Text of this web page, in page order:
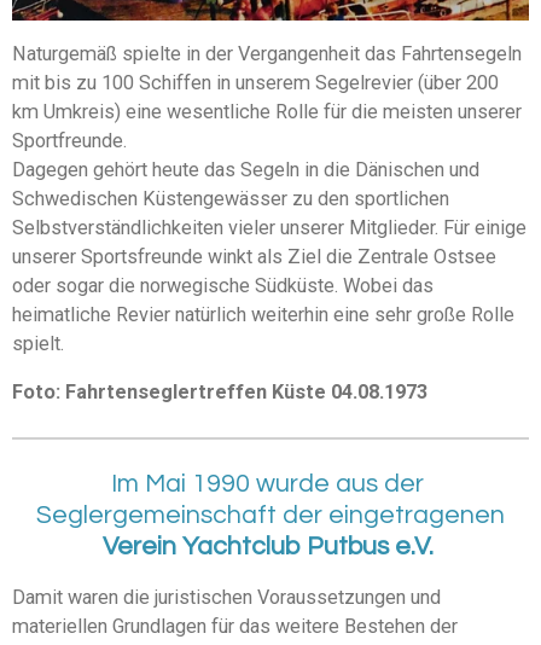
Naturgemäß spielte in der Vergangenheit das Fahrtensegeln
mit bis zu 100 Schiffen in unserem Segelrevier (über 200
km Umkreis) eine wesentliche Rolle für die meisten unserer
Sportfreunde.
Dagegen gehört heute das Segeln in die Dänischen und
Schwedischen Küstengewässer zu den sportlichen
Selbstverständlichkeiten vieler unserer Mitglieder. Für einige
unserer Sportsfreunde winkt als Ziel die Zentrale Ostsee
oder sogar die norwegische Südküste. Wobei das
heimatliche Revier natürlich weiterhin eine sehr große Rolle
spielt.
Foto: Fahrtenseglertreffen Küste 04.08.1973
Im Mai 1990 wurde aus der
Seglergemeinschaft der eingetragenen
Verein Yachtclub Putbus e.V.
Damit waren die juristischen Voraussetzungen und
materiellen Grundlagen für das weitere Bestehen der